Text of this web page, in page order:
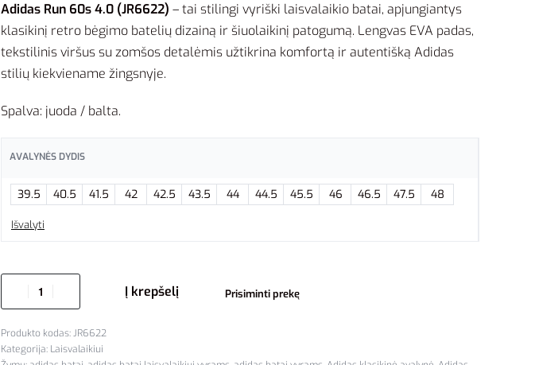
Adidas Run 60s 4.0 (JR6622) – tai stilingi vyriški laisvalaikio batai, apjungiantys
klasikinį retro bėgimo batelių dizainą ir šiuolaikinį patogumą. Lengvas EVA padas,
tekstilinis viršus su zomšos detalėmis užtikrina komfortą ir autentišką Adidas
stilių kiekviename žingsnyje.
Spalva: juoda / balta.
AVALYNĖS DYDIS
39.5 40.5 41.5 42 42.5 43.5 44 44.5 45.5 46 46.5 47.5 48
Išvalyti
Į krepšelį Prisiminti prekę
JR6622
Kategorija: Laisvalaikiui